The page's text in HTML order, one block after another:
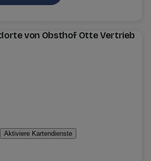
von Obsthof Otte Vertrieb
Aktiviere Kartendienste